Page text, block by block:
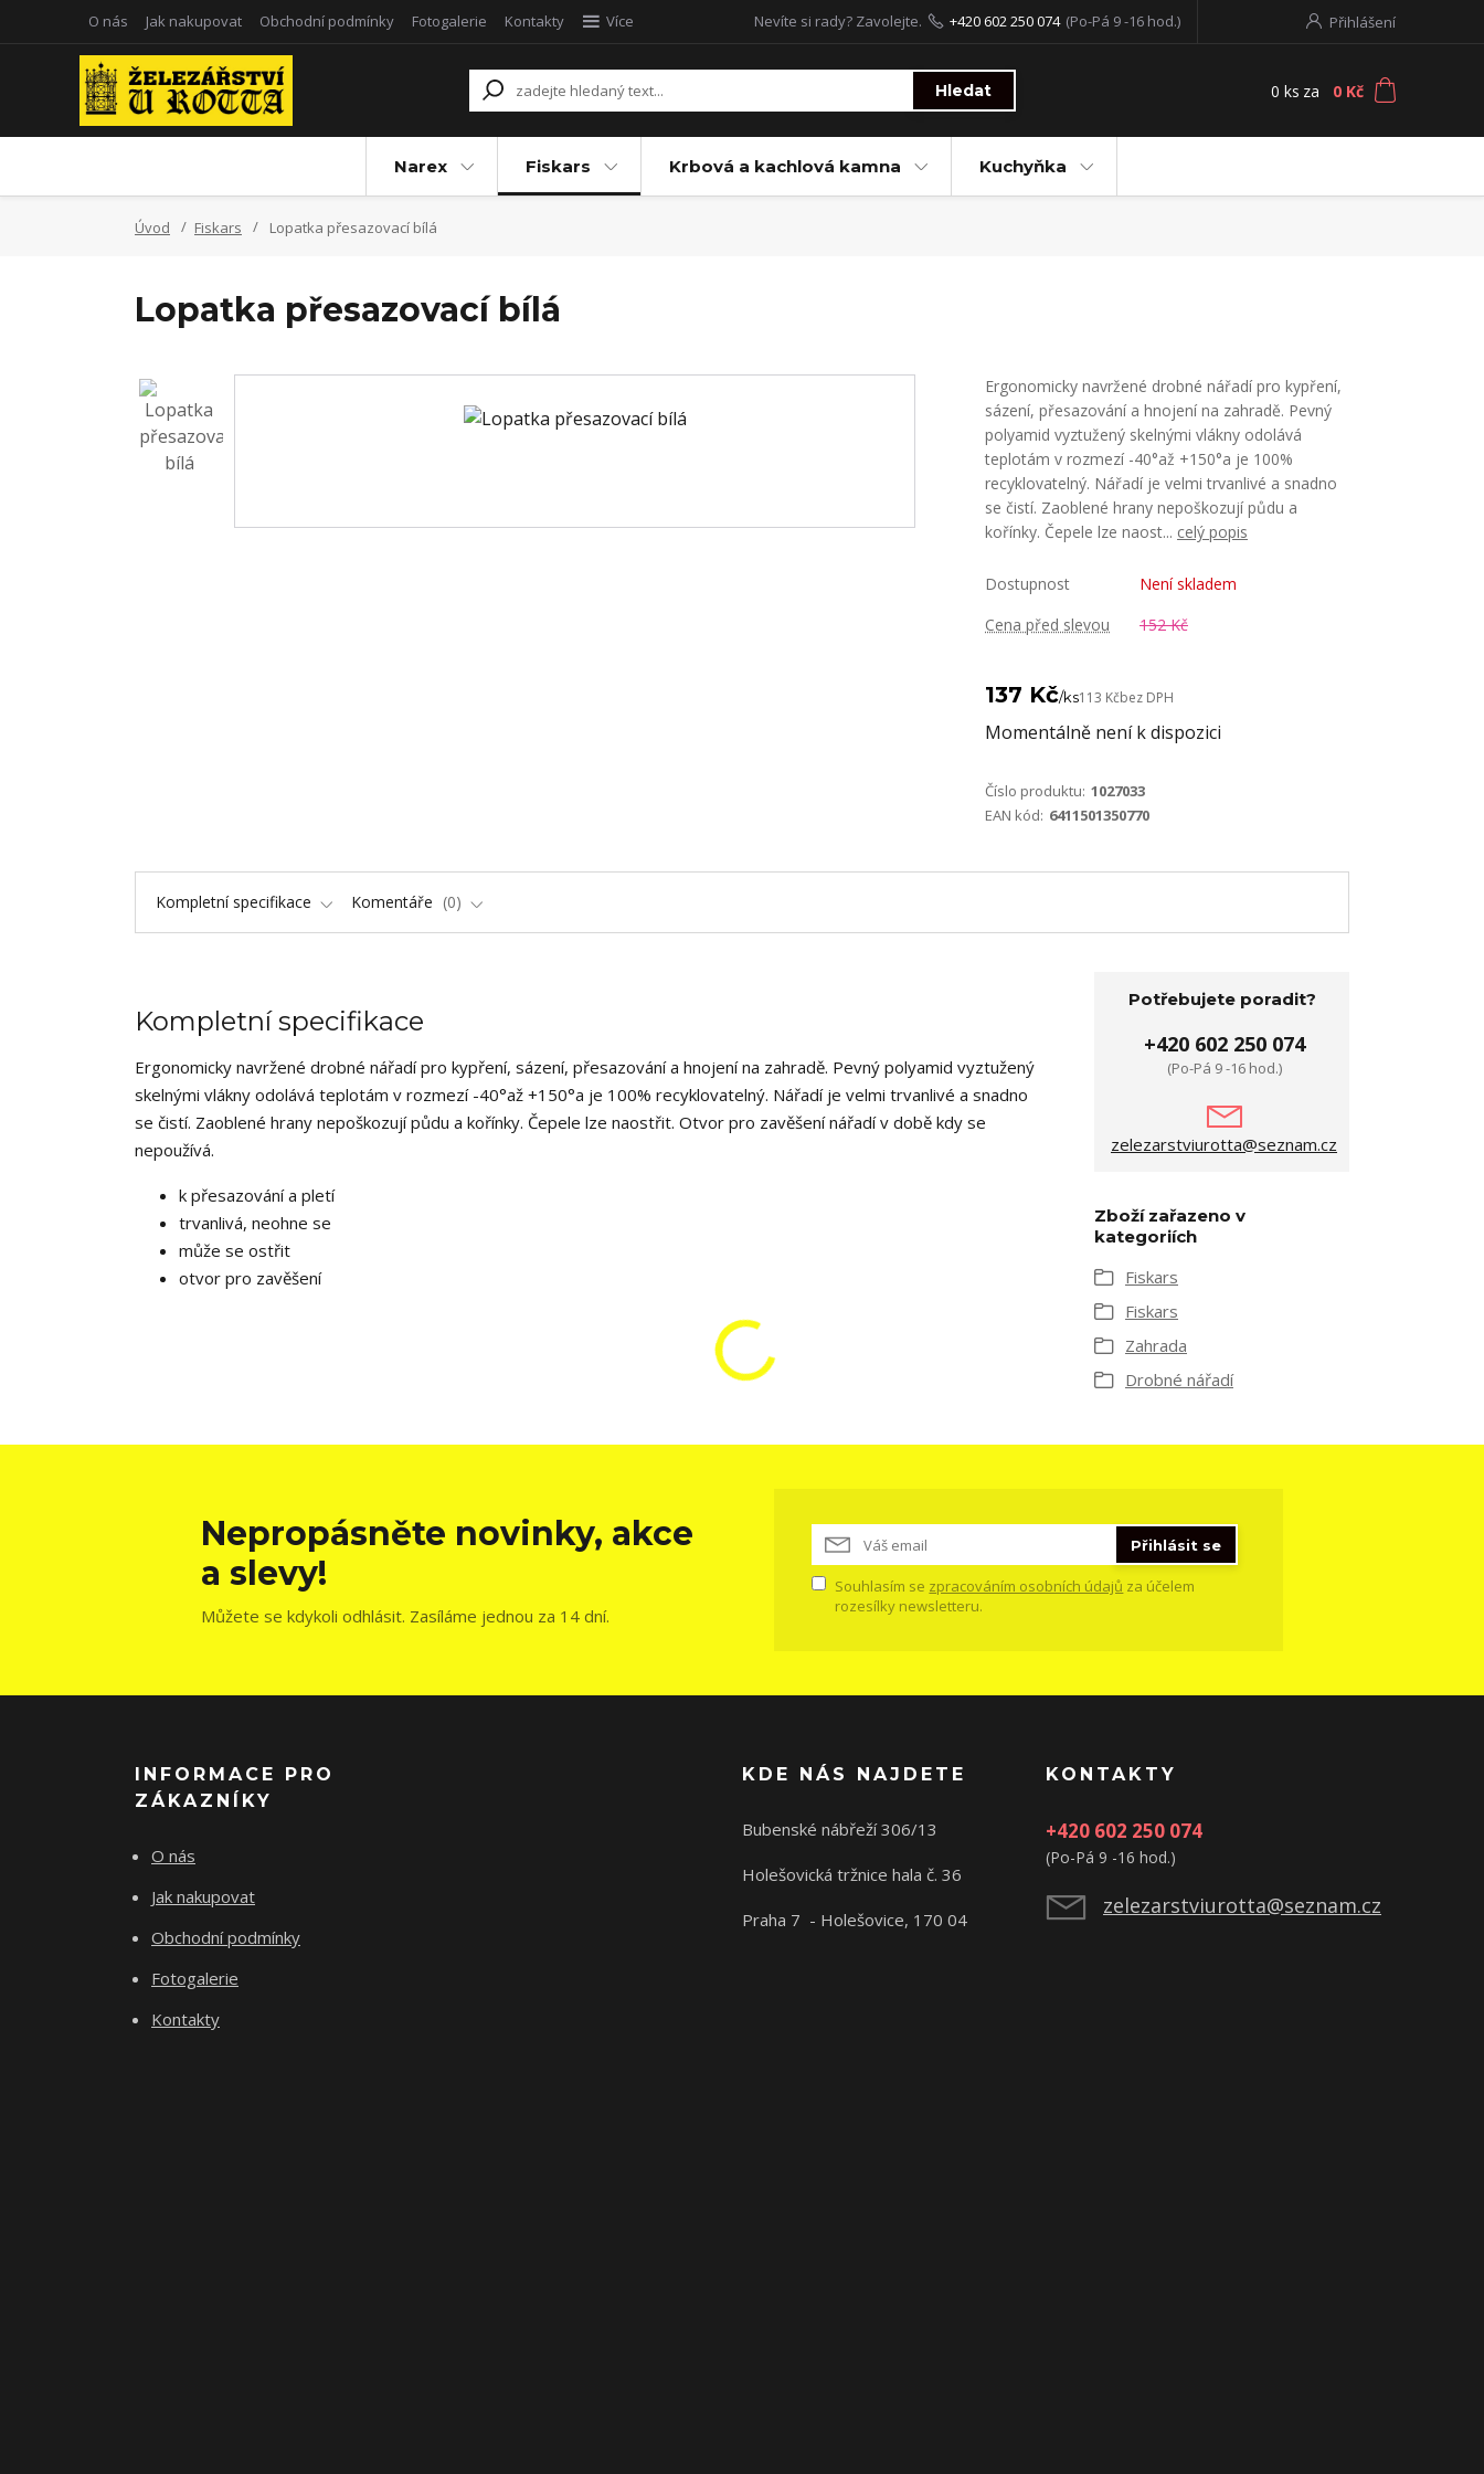
O nás Jak nakupovat Obchodní podmínky Fotogalerie Kontakty Více Přihlášení
Hledat
Nevíte si rady? Zavolejte. +420 602 250 074 (Po-Pá 9 -16 hod.)
0 ks za 0 Kč
Narex Fiskars Krbová a kachlová kamna Kuchyňka
Úvod Fiskars Lopatka přesazovací bílá
Lopatka přesazovací bílá
Ergonomicky navržené drobné nářadí pro kypření,
sázení, přesazování a hnojení na zahradě. Pevný
polyamid vyztužený skelnými vlákny odolává
teplotám v rozmezí -40°až +150°a je 100%
recyklovatelný. Nářadí je velmi trvanlivé a snadno
se čistí. Zaoblené hrany nepoškozují půdu a
kořínky. Čepele lze naost... celý popis
Dostupnost
Není skladem
Cena před slevou
152 Kč
137 Kč/ks113 Kčbez DPH
Momentálně není k dispozici
Číslo produktu: 1027033
EAN kód: 6411501350770
Kompletní specifikace Komentáře 0
Kompletní specifikace
Ergonomicky navržené drobné nářadí pro kypření, sázení, přesazování a hnojení na zahradě. Pevný polyamid vyztužený
skelnými vlákny odolává teplotám v rozmezí -40°až +150°a je 100% recyklovatelný. Nářadí je velmi trvanlivé a snadno
se čistí. Zaoblené hrany nepoškozují půdu a kořínky. Čepele lze naostřit. Otvor pro zavěšení nářadí v době kdy se
nepoužívá.
k přesazování a pletí
trvanlivá, neohne se
může se ostřit
otvor pro zavěšení
Potřebujete poradit?
+420 602 250 074
(Po-Pá 9 -16 hod.)
zelezarstviurotta@seznam.cz
Zboží zařazeno v
kategoriích
Fiskars
Fiskars
Zahrada
Drobné nářadí
Nepropásněte novinky, akce
a slevy!
Můžete se kdykoli odhlásit. Zasíláme jednou za 14 dní.
Přihlásit se
Souhlasím se zpracováním osobních údajů za účelem
rozesílky newsletteru.
INFORMACE PRO
ZÁKAZNÍKY
O nás
Jak nakupovat
Obchodní podmínky
Fotogalerie
Kontakty
KDE NÁS NAJDETE
Bubenské nábřeží 306/13
Holešovická tržnice hala č. 36
Praha 7 - Holešovice, 170 04
KONTAKTY
+420 602 250 074
(Po-Pá 9 -16 hod.)
zelezarstviurotta@seznam.cz